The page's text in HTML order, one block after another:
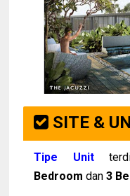
SITE &
Tipe Unit
Bedroom dan3